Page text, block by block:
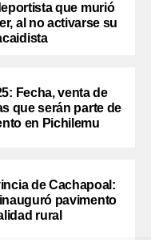
que murió
al no activarse su
Fecha, venta de
que serán parte de
en Pichilemu
de Cachapoal:
inauguró pavimento
rural